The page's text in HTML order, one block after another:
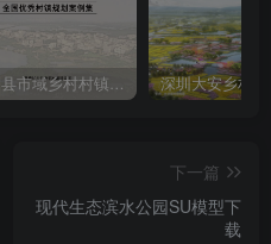
全国县市域乡村村镇建设规划优秀案例
下一篇
现代生态滨水公园SU模型下
载